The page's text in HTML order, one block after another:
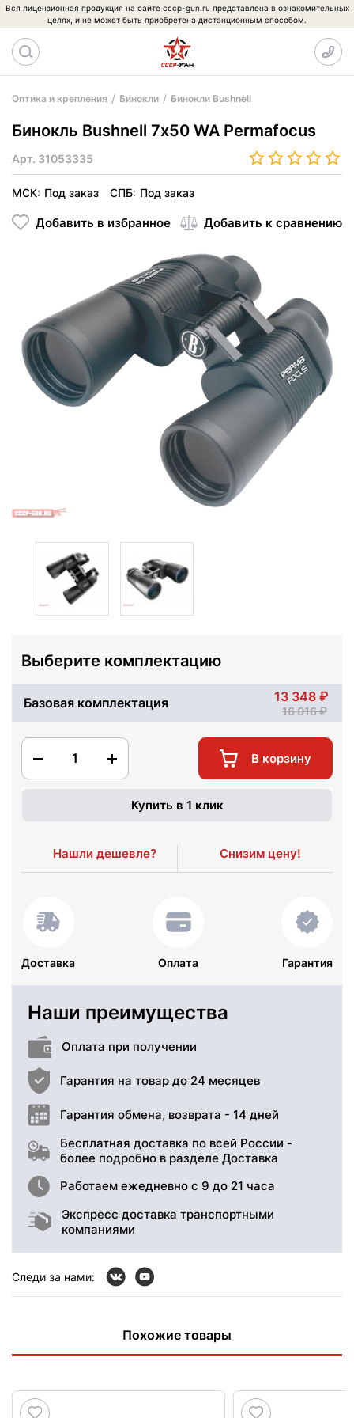
Вся лицензионная продукция на сайте cccp-gun.ru представлена в ознакомительных
целях, и не может быть приобретена дистанционным способом.
Оптика и крепления Бинокли Бинокли Bushnell
Бинокль Bushnell 7х50 WA Permafocus
Арт. 31053335
МСК: Под заказ СПБ: Под заказ
Добавить в избранное Добавить к сравнению
Выберите комплектацию
Базовая комплектация 13 348
16 016
1 В корзину
Купить в 1 клик
Нашли дешевле? Снизим цену!
Доставка Оплата Гарантия
Наши преимущества
Оплата при получении
Гарантия на товар до 24 месяцев
Гарантия обмена, возврата - 14 дней
Бесплатная доставка по всей России -
более подробно в разделе Доставка
Работаем ежедневно с 9 до 21 часа
Экспресс доставка транспортными
компаниями
Следи за нами:
Похожие товары